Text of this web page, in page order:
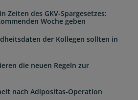
Zeiten des GKV-Spargesetzes:
Woche geben
der Kollegen sollten in
die neuen Regeln zur
nach Adipositas-Operation